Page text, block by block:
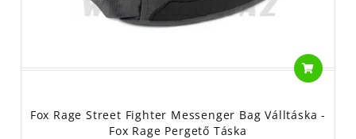
Fox Rage Street Fighter Messenger Bag Válltáska -
Fox Rage Pergető Táska